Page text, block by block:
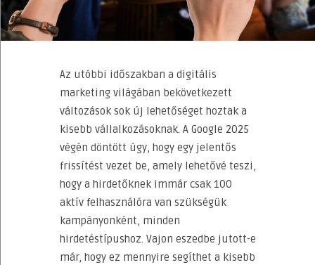
Az utóbbi időszakban a digitális
marketing világában bekövetkezett
változások sok új lehetőséget hoztak a
kisebb vállalkozásoknak. A Google 2025
végén döntött úgy, hogy egy jelentős
frissítést vezet be, amely lehetővé teszi,
hogy a hirdetőknek immár csak 100
aktív felhasználóra van szükségük
kampányonként, minden
hirdetéstípushoz. Vajon eszedbe jutott-e
már, hogy ez mennyire segíthet a kisebb